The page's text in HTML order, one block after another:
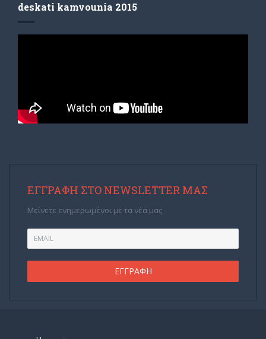
deskati kamvounia 2015
ΕΓΓΡΑΦΉ ΣΤΟ NEWSLETTER ΜΑΣ
Μείνετε ενημερωμένοι με τα νέα μας